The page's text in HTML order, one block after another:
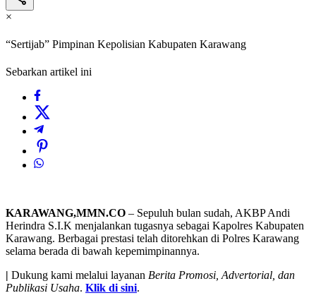
×
“Sertijab” Pimpinan Kepolisian Kabupaten Karawang
Sebarkan artikel ini
KARAWANG,MMN.CO – Sepuluh bulan sudah, AKBP Andi
Herindra S.I.K menjalankan tugasnya sebagai Kapolres Kabupaten
Karawang. Berbagai prestasi telah ditorehkan di Polres Karawang
selama berada di bawah kepemimpinannya.
| Dukung kami melalui layanan Berita Promosi, Advertorial, dan
Publikasi Usaha. Klik di sini.